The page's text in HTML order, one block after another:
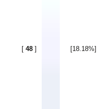
[ 48 ] [18.18%]